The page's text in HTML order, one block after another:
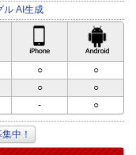
ル AI生成
iPhone対応
○
○
○
○
- ○
中！